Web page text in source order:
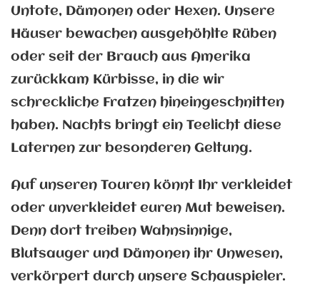
Untote, Dämonen oder Hexen. Unsere
Häuser bewachen ausgehöhlte Rüben
oder seit der Brauch aus Amerika
zurückkam Kürbisse, in die wir
schreckliche Fratzen hineingeschnitten
haben. Nachts bringt ein Teelicht diese
Laternen zur besonderen Geltung.
Auf unseren Touren könnt Ihr verkleidet
oder unverkleidet euren Mut beweisen.
Denn dort treiben Wahnsinnige,
Blutsauger und Dämonen ihr Unwesen,
verkörpert durch unsere Schauspieler.